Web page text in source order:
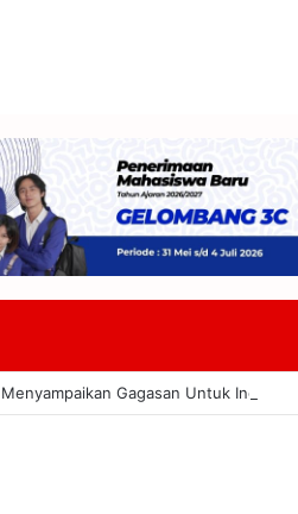
Gagasan Untuk Indonesia